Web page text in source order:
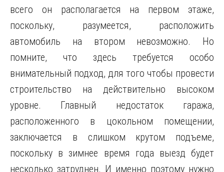
всего он располагается на первом этаже,
поскольку, разумеется, расположить
автомобиль на втором невозможно. Но
помните, что здесь требуется особо
внимательный подход, для того чтобы провести
строительство на действительно высоком
уровне. Главный недостаток гаража,
расположенного в цокольном помещении,
заключается в слишком крутом подъеме,
поскольку в зимнее время года выезд будет
несколько затруднен. И именно поэтому нужно